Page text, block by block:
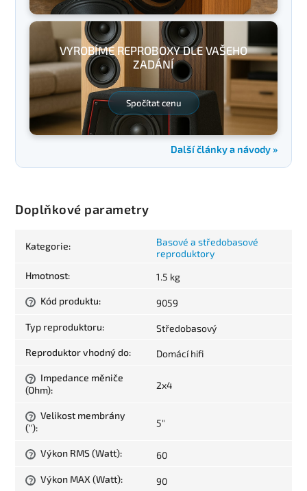
VYROBÍME REPROBOXY DLE VAŠEHO
ZADÁNÍ
Spočítat cenu
Další články a návody »
Doplňkové parametry
Kategorie:
Basové a středobasové
reproduktory
Hmotnost: 1.5 kg
? Kód produktu: 9059
Typ reproduktoru: Středobasový
Reproduktor vhodný do: Domácí hifi
?
Impedance měniče
(Ohm): 2x4
?
Velikost membrány
("): 5"
? Výkon RMS (Watt): 60
? Výkon MAX (Watt): 90